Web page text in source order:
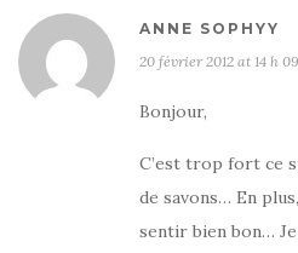
ANNE SOPHYY
20 février 2012 at 14 h
Bonjour,
C’est trop fort ce
de savons… En
sentir bien bon…